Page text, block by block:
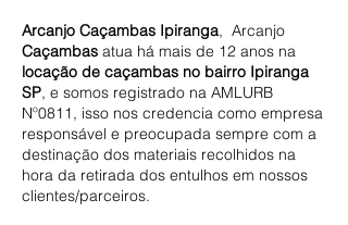
Arcanjo Caçambas Ipiranga, Arcanjo
Caçambas atua há mais de 12 anos na
locação de caçambas no bairro Ipiranga
SP, e somos registrado na AMLURB
Nº0811, isso nos credencia como empresa
responsável e preocupada sempre com a
destinação dos materiais recolhidos na
hora da retirada dos entulhos em nossos
clientes/parceiros.